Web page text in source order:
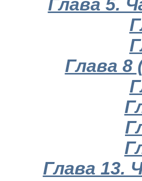
Глава 5.
Глава
Глава 13.